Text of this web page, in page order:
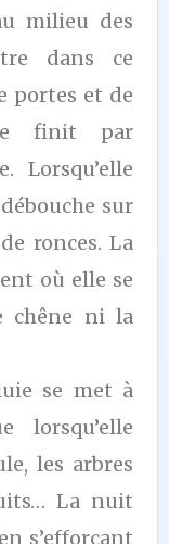
milieu des
dans ce
portes et de
finit par
Lorsqu’elle
sur
ronces. La
où elle se
chêne ni la
se met à
lorsqu’elle
les arbres
La nuit
s’efforçant